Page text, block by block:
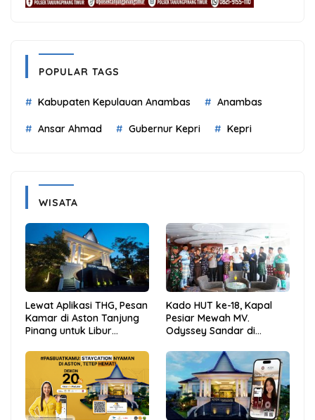
POPULAR TAGS
Kabupaten Kepulauan Anambas Anambas
Ansar Ahmad Gubernur Kepri Kepri
WISATA
Lewat Aplikasi THG, Pesan
Kamar di Aston Tanjung
Pinang untuk Libur
dan Hemat
Kado HUT ke-18, Kapal
Pesiar Mewah MV.
Odyssey Sandar di
Anambas Siap Mendunia